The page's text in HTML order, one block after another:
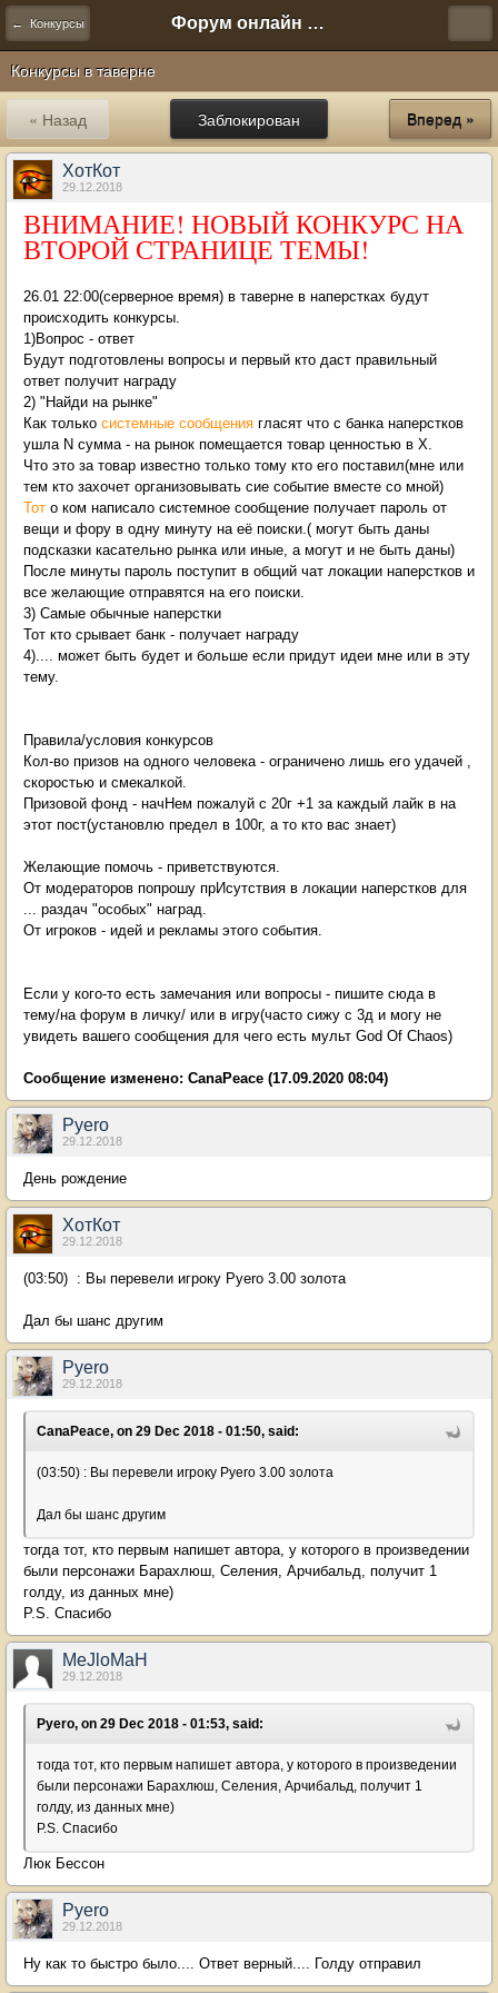
← Конкурсы Форум онлайн игры "Новая Эра" (Нюра Биз)
Конкурсы в таверне
Заблокирован
« Назад Вперед »
ХотКот
29.12.2018
ВНИМАНИЕ! НОВЫЙ КОНКУРС НА
ВТОРОЙ СТРАНИЦЕ ТЕМЫ!
26.01 22:00(серверное время) в таверне в наперстках будут
происходить конкурсы.
1)Вопрос - ответ
Будут подготовлены вопросы и первый кто даст правильный
ответ получит награду
2) "Найди на рынке"
Как только системные сообщения гласят что с банка наперстков
ушла N сумма - на рынок помещается товар ценностью в Х.
Что это за товар известно только тому кто его поставил(мне или
тем кто захочет организовывать сие событие вместе со мной)
Тот о ком написало системное сообщение получает пароль от
вещи и фору в одну минуту на её поиски.( могут быть даны
подсказки касательно рынка или иные, а могут и не быть даны)
После минуты пароль поступит в общий чат локации наперстков и
все желающие отправятся на его поиски.
3) Самые обычные наперстки
Тот кто срывает банк - получает награду
4).... может быть будет и больше если придут идеи мне или в эту
тему.
Правила/условия конкурсов
Кол-во призов на одного человека - ограничено лишь его удачей ,
скоростью и смекалкой.
Призовой фонд - начНем пожалуй с 20г +1 за каждый лайк в на
этот пост(установлю предел в 100г, а то кто вас знает)
Желающие помочь - приветствуются.
От модераторов попрошу прИсутствия в локации наперстков для
... раздач "особых" наград.
От игроков - идей и рекламы этого события.
Если у кого-то есть замечания или вопросы - пишите сюда в
тему/на форум в личку/ или в игру(часто сижу с 3д и могу не
увидеть вашего сообщения для чего есть мульт God Of Chaos)
Сообщение изменено: CanaPeace (17.09.2020 08:04)
Pyero
29.12.2018
День рождение
ХотКот
29.12.2018
(03:50) : Вы перевели игроку Pyero 3.00 золота
Дал бы шанс другим
Pyero
29.12.2018
CanaPeace, on 29 Dec 2018 - 01:50, said:
(03:50) : Вы перевели игроку Pyero 3.00 золота
Дал бы шанс другим
тогда тот, кто первым напишет автора, у которого в произведении
были персонажи Барахлюш, Селения, Арчибальд, получит 1
голду, из данных мне)
P.S. Спасибо
MeJloMaH
29.12.2018
Pyero, on 29 Dec 2018 - 01:53, said:
тогда тот, кто первым напишет автора, у которого в произведении
были персонажи Барахлюш, Селения, Арчибальд, получит 1
голду, из данных мне)
P.S. Спасибо
Люк Бессон
Pyero
29.12.2018
Ну как то быстро было.... Ответ верный.... Голду отправил